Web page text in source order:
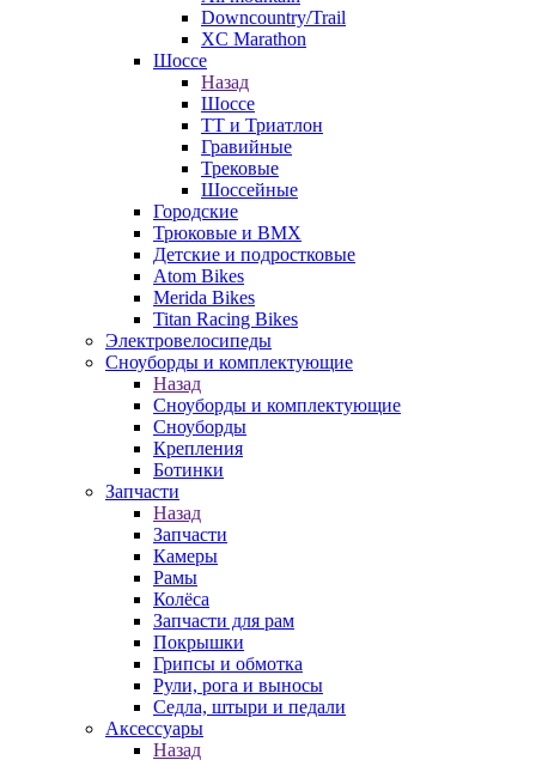
Downcountry/Trail
XC Marathon
Шоссе
Назад
Шоссе
ТТ и Триатлон
Гравийные
Трековые
Шоссейные
Городские
Трюковые и BMX
Детские и подростковые
Atom Bikes
Merida Bikes
Titan Racing Bikes
Электровелосипеды
Cноуборды и комплектующие
Назад
Cноуборды и комплектующие
Сноуборды
Крепления
Ботинки
Запчасти
Назад
Запчасти
Камеры
Рамы
Колёса
Запчасти для рам
Покрышки
Грипсы и обмотка
Рули, рога и выносы
Седла, штыри и педали
Аксессуары
Назад